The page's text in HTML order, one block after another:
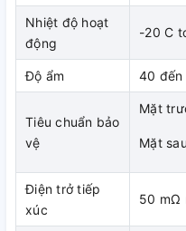
Điểm tiếp xúc được thiết
sạch mặt tiếp xúc
Nhiệt độ hoạt
động
-20 C
Độ ẩm 40 đến
Tiêu chuẩn bảo
vệ
Mặt
Mặt
Điện trở tiếp
xúc
50 mΩ